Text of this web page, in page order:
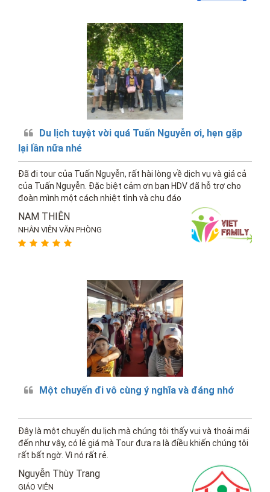
Du lịch tuyệt vời quá Tuấn Nguyễn ơi, hẹn gặp
lại lần nữa nhé
Đã đi tour của Tuấn Nguyễn, rất hài lòng về dịch vụ và giá cả
của Tuấn Nguyễn. Đặc biệt cảm ơn bạn HDV đã hỗ trợ cho
đoàn mình một cách nhiệt tình và chu đáo
NAM THIÊN
NHÂN VIÊN VĂN PHÒNG
Một chuyến đi vô cùng ý nghĩa và đáng nhớ
Đây là một chuyến du lịch mà chúng tôi thấy vui và thoải mái
đến như vậy, có lẻ giá mà Tour đưa ra là điều khiến chúng tôi
rất bất ngờ. Vì nó rất rẻ.
Nguyễn Thùy Trang
GIÁO VIÊN